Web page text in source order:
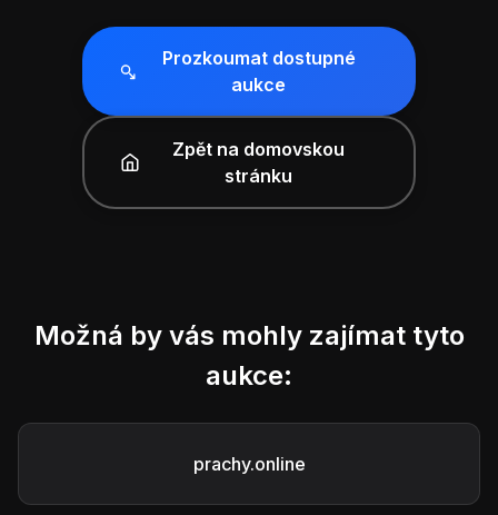
Prozkoumat dostupné
aukce
Zpět na domovskou
stránku
Možná by vás mohly zajímat tyto
aukce:
prachy.online